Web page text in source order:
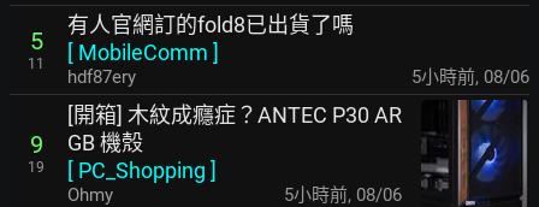
5
11
有人官網訂的fold8已出貨了嗎
[ MobileComm ]
hdf87ery 5小時前, 08/06
9
19
[開箱] 木紋成癮症？ANTEC P30 AR
GB 機殼
[ PC_Shopping ]
Ohmy 5小時前, 08/06